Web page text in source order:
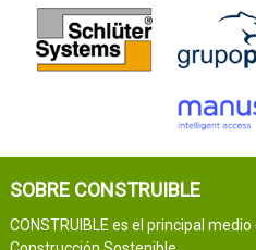
SOBRE CONSTRUIBLE
CONSTRUIBLE es el principal